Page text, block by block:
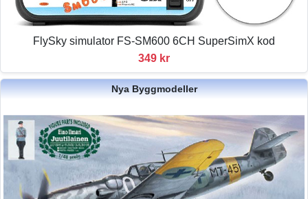
FlySky simulator FS-SM600 6CH SuperSimX kod
349 kr
Nya Byggmodeller